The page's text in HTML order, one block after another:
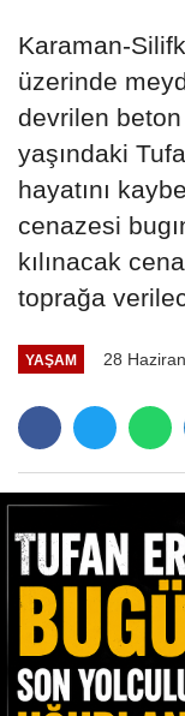
Karaman-
üzerinde
devrilen
yaşındaki
hayatını
cenazesi
kılınacak
toprağa
YAŞAM 28